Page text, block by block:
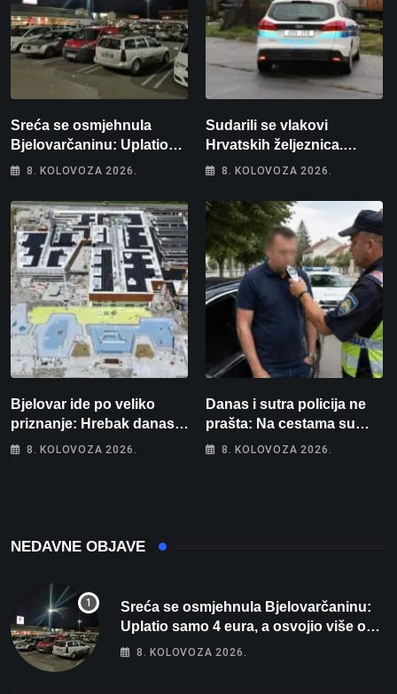
Sreća se osmjehnula
Bjelovarčaninu: Uplatio
samo 4 eura, a osvojio
8. KOLOVOZA 2026.
Sudarili se vlakovi
Hrvatskih željeznica.
Šestero osoba teško
intenzivnoj
8. KOLOVOZA 2026.
Bjelovar ide po veliko
priznanje: Hrebak danas u
Parizu predstavlja
8. KOLOVOZA 2026.
Danas i sutra policija ne
prašta: Na cestama su
posebno na meti ovi
8. KOLOVOZA 2026.
NEDAVNE OBJAVE
Sreća se osmjehnula Bjelovarčaninu:
Uplatio samo 4 eura, a osvojio više od
80 tisuća eura
8. KOLOVOZA 2026.